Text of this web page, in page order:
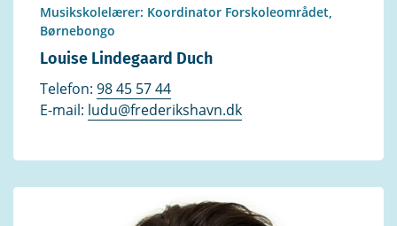
Musikskolelærer: Koordinator Forskoleområdet,
Børnebongo
Louise Lindegaard Duch
Telefon: 98 45 57 44
E-mail: ludu@frederikshavn.dk